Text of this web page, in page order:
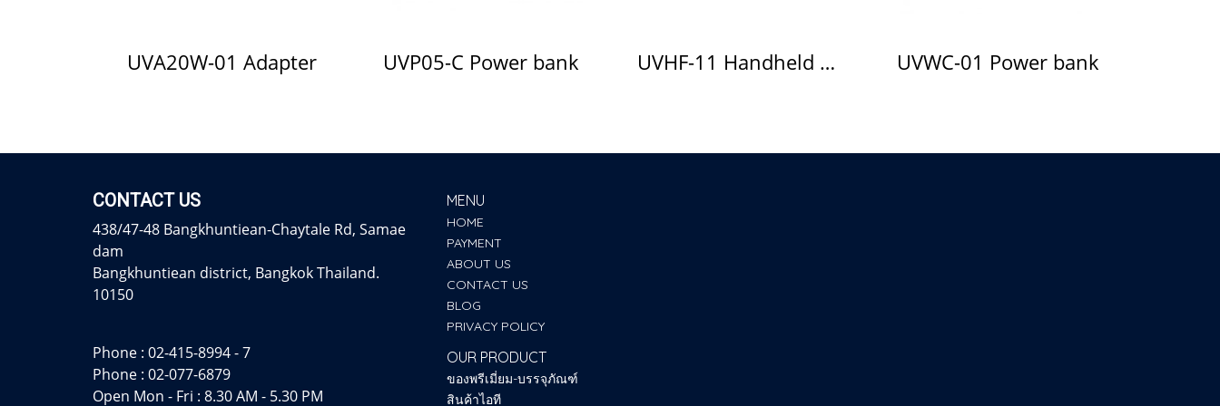
UVA20W-01 Adapter UVP05-C Power bank UVHF-11 Handheld Fan UVWC-01 Power bank
CONTACT US
438/47-48 Bangkhuntiean-Chaytale Rd, Samae
dam
Bangkhuntiean district, Bangkok Thailand.
10150
Phone : 02-415-8994 - 7
Phone : 02-077-6879
Open Mon - Fri : 8.30 AM - 5.30 PM
MENU
HOME
PAYMENT
ABOUT US
CONTACT US
BLOG
PRIVACY POLICY
OUR PRODUCT
ของพรีเมี่ยม-บรรจุภัณฑ์
สินค้าไอที